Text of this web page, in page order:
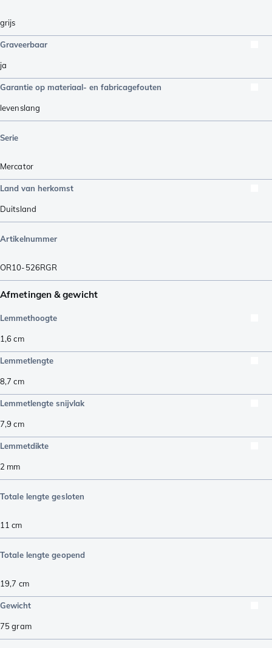
grijs
Graveerbaar
ja
Garantie op materiaal- en fabricagefouten
levenslang
Serie
Mercator
Land van herkomst
Duitsland
Artikelnummer
OR10-526RGR
Afmetingen & gewicht
Lemmethoogte
1,6cm
Lemmetlengte
8,7 cm
Lemmetlengte snijvlak
7,9 cm
Lemmetdikte
2 mm
Totale lengte gesloten
11 cm
Totale lengte geopend
19,7 cm
Gewicht
75gram